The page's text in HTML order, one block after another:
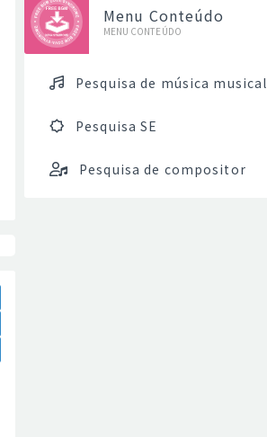
Menu Conteúdo
MENU CONTEÚDO
Pesquisa de música musical
Pesquisa SE
Pesquisa de compositor